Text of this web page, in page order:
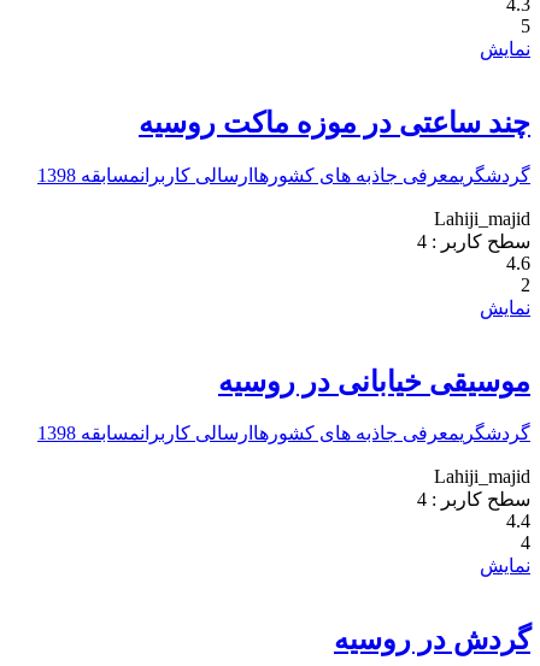
5
نمایش
چند ساعتی در موزه ماکت روسیه
گردشگریمعرفی جاذبه های کشورها ارسالی کاربرانمسابقه 1398
Lahiji_majid
سطح کاربر : 4
4.6
2
نمایش
موسیقی خیابانی در روسیه
گردشگریمعرفی جاذبه های کشورها ارسالی کاربرانمسابقه 1398
Lahiji_majid
سطح کاربر : 4
4.4
4
نمایش
گردش در روسیه